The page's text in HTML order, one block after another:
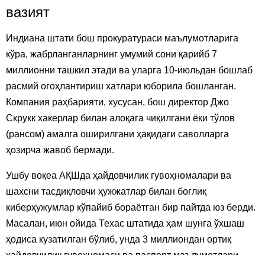
вазият
Индиана штати бош прокуратураси маълумотларига
кўра, жабрланганларнинг умумий сони қарийб 7
миллионни ташкил этади ва уларга 10-июльдан бошлаб
расмий огоҳлантириш хатлари юборила бошланган.
Компания раҳбарияти, хусусан, бош директор Джо
Скрукк хакерлар билан алоқага чиқилгани ёки тўлов
(рансом) амалга оширилгани ҳақидаги саволларга
ҳозирча жавоб бермади.
Ушбу воқеа АҚШда ҳайдовчилик гувоҳномалари ва
шахсни тасдиқловчи ҳужжатлар билан боғлиқ
киберҳужумлар кўпайиб бораётган бир пайтда юз берди.
Масалан, июн ойида Техас штатида ҳам шунга ўхшаш
ҳодиса кузатилган бўлиб, унда 3 миллиондан ортиқ